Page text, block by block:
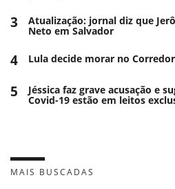
3 Atualização: jornal diz que
Neto em Salvador
4 Lula decide morar no
5 Jéssica faz grave acusação e
Covid-19 estão em leitos
MAIS BUSCADAS